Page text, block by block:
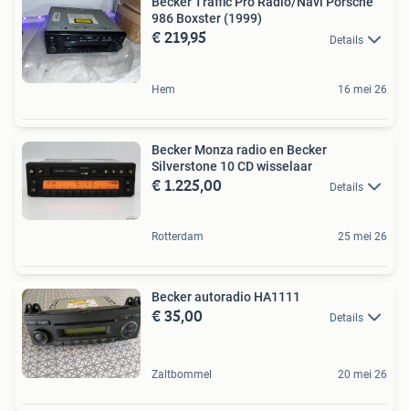
986 Boxster (1999)
€ 219,95 Details
Hem 16 mei 26
Becker Monza radio en Becker
Silverstone 10 CD wisselaar
€ 1.225,00 Details
Rotterdam 25 mei 26
Becker autoradio HA1111
€ 35,00 Details
Zaltbommel 20 mei 26